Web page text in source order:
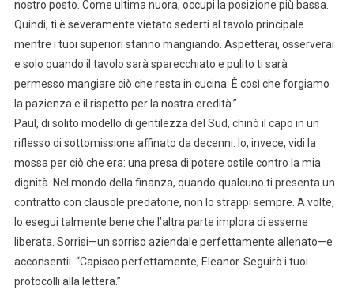
nostro posto. Come ultima nuora, occupi la posizione più bassa.
Quindi, ti è severamente vietato sederti al tavolo principale
mentre i tuoi superiori stanno mangiando. Aspetterai, osserverai
e solo quando il tavolo sarà sparecchiato e pulito ti sarà
permesso mangiare ciò che resta in cucina. È così che forgiamo
la pazienza e il rispetto per la nostra eredità.”
Paul, di solito modello di gentilezza del Sud, chinò il capo in un
riflesso di sottomissione affinato da decenni. Io, invece, vidi la
mossa per ciò che era: una presa di potere ostile contro la mia
dignità. Nel mondo della finanza, quando qualcuno ti presenta un
contratto con clausole predatorie, non lo strappi sempre. A volte,
lo esegui talmente bene che l’altra parte implora di esserne
liberata. Sorrisi—un sorriso aziendale perfettamente allenato—e
acconsentii. “Capisco perfettamente, Eleanor. Seguirò i tuoi
protocolli alla lettera.”